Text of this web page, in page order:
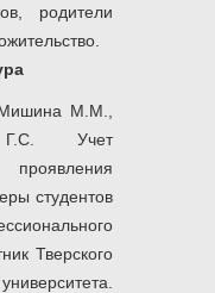
родители
М.М.,
Г.С. Учет
студентов
Тверского